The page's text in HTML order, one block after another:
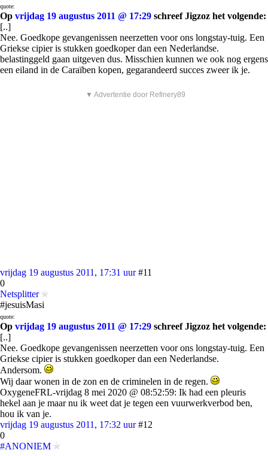
quote:
Op vrijdag 19 augustus 2011 @ 17:29 schreef Jigzoz het volgende:
[..]
Nee. Goedkope gevangenissen neerzetten voor ons longstay-tuig. Een
Griekse cipier is stukken goedkoper dan een Nederlandse.
belastinggeld gaan uitgeven dus. Misschien kunnen we ook nog ergens
een eiland in de Caraïben kopen, gegarandeerd succes zweer ik je.
▼ Advertentie door Refinery89
vrijdag 19 augustus 2011, 17:31 uur #11
0
Netsplitter
#jesuisMasi
quote:
Op vrijdag 19 augustus 2011 @ 17:29 schreef Jigzoz het volgende:
[..]
Nee. Goedkope gevangenissen neerzetten voor ons longstay-tuig. Een
Griekse cipier is stukken goedkoper dan een Nederlandse.
Andersom.
Wij daar wonen in de zon en de criminelen in de regen.
OxygeneFRL-vrijdag 8 mei 2020 @ 08:52:59: Ik had een pleuris
hekel aan je maar nu ik weet dat je tegen een vuurwerkverbod ben,
hou ik van je.
vrijdag 19 augustus 2011, 17:32 uur #12
0
#ANONIEM